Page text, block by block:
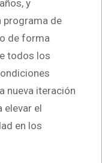
y
programa de
de forma
todos los
nueva iteración
elevar el
en los